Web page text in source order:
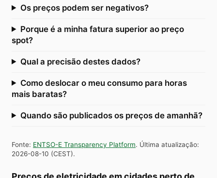
Os preços podem ser negativos?
Porque é a minha fatura superior ao preço
spot?
Qual a precisão destes dados?
Como deslocar o meu consumo para horas
mais baratas?
Quando são publicados os preços de amanhã?
Fonte: ENTSO-E Transparency Platform. Última atualização:
2026-08-10 (CEST).